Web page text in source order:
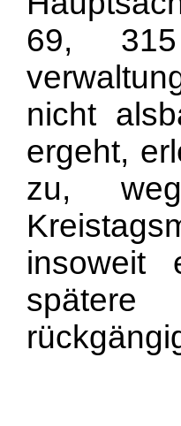
69,
nicht
ergeht,
zu,
insoweit
spätere